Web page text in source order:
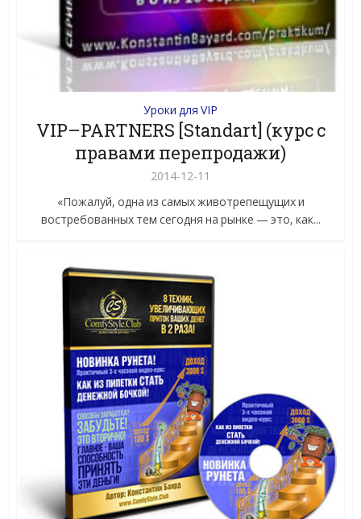
Уроки для VIP
VIP–PARTNERS [Standart] (курс с
правами перепродажи)
2014-12-11
«Пожалуй, одна из самых животрепещущих и
востребованных тем сегодня на рынке — это, как...